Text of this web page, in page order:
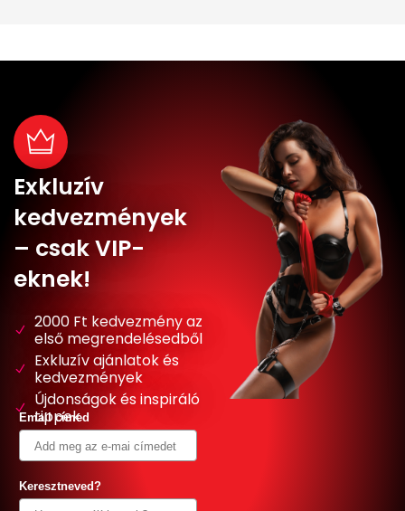
Exkluzív
kedvezmények
– csak VIP-
eknek!
2000 Ft kedvezmény az
első megrendelésedből
Exkluzív ajánlatok és
kedvezmények
Újdonságok és inspiráló
tippek
Email címed
Keresztneved?